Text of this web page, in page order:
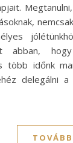
abban,
több időnk
delegálni a
TOVÁBB